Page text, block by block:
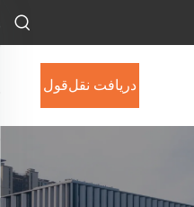
دریافت نقل‌قول